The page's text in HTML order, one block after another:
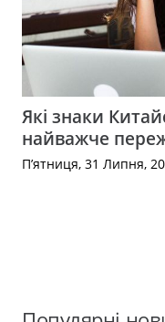
Які знаки
найважче
П’ятниця, 31 Липня,